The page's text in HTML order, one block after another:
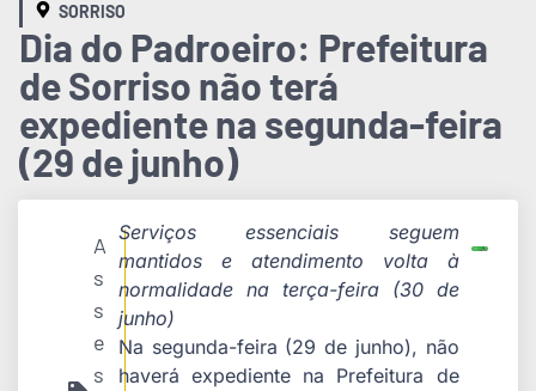
SORRISO
Dia do Padroeiro: Prefeitura
de Sorriso não terá
expediente na segunda-feira
(29 de junho)
A
s
s
e
s
Serviços essenciais seguem
mantidos e atendimento volta à
normalidade na terça-feira (30 de
junho)
Na segunda-feira (29 de junho), não
haverá expediente na Prefeitura de